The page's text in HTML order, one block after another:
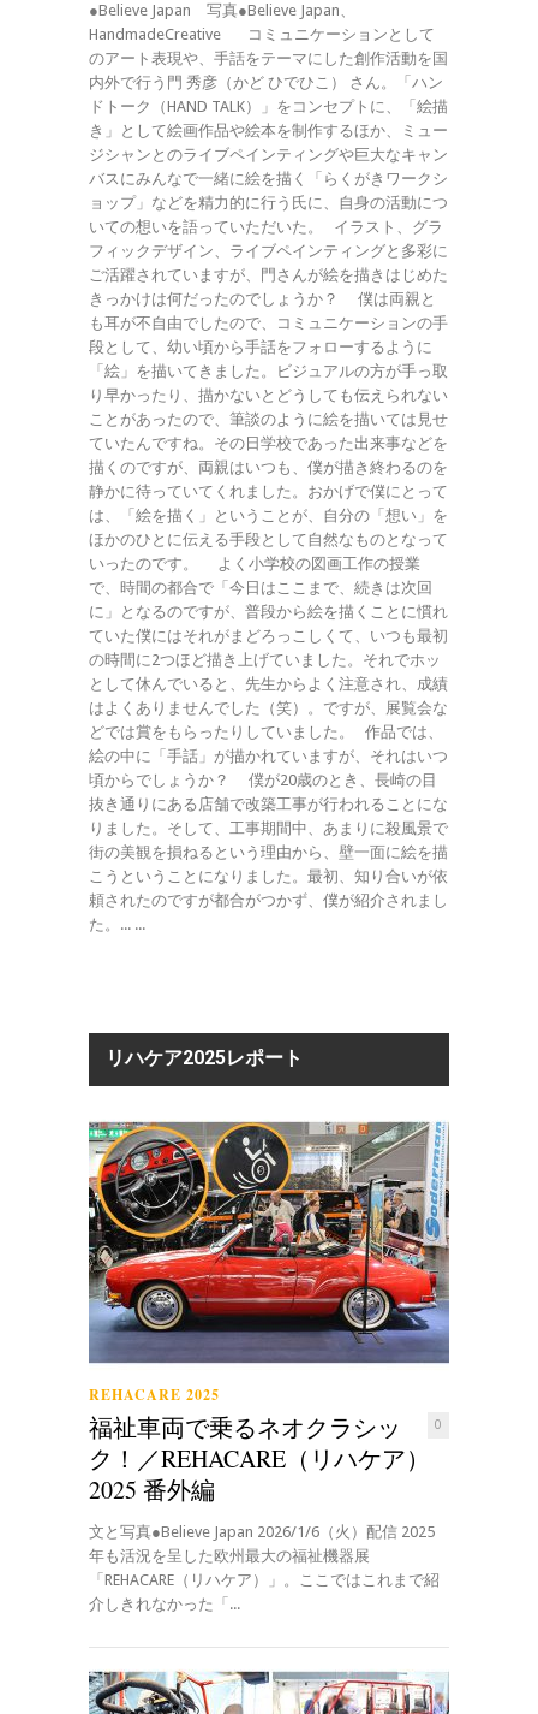
●Believe Japan 写真●Believe Japan、
HandmadeCreative コミュニケーションとして
のアート表現や、手話をテーマにした創作活動を国
内外で行う門 秀彦（かど ひでひこ） さん。「ハン
ドトーク（HAND TALK）」をコンセプトに、「絵描
き」として絵画作品や絵本を制作するほか、ミュー
ジシャンとのライブペインティングや巨大なキャン
バスにみんなで一緒に絵を描く「らくがきワークシ
ョップ」などを精力的に行う氏に、自身の活動につ
いての想いを語っていただいた。 イラスト、グラ
フィックデザイン、ライブペインティングと多彩に
ご活躍されていますが、門さんが絵を描きはじめた
きっかけは何だったのでしょうか？ 僕は両親と
も耳が不自由でしたので、コミュニケーションの手
段として、幼い頃から手話をフォローするように
「絵」を描いてきました。ビジュアルの方が手っ取
り早かったり、描かないとどうしても伝えられない
ことがあったので、筆談のように絵を描いては見せ
ていたんですね。その日学校であった出来事などを
描くのですが、両親はいつも、僕が描き終わるのを
静かに待っていてくれました。おかげで僕にとって
は、「絵を描く」ということが、自分の「想い」を
ほかのひとに伝える手段として自然なものとなって
いったのです。 よく小学校の図画工作の授業
で、時間の都合で「今日はここまで、続きは次回
に」となるのですが、普段から絵を描くことに慣れ
ていた僕にはそれがまどろっこしくて、いつも最初
の時間に2つほど描き上げていました。それでホッ
として休んでいると、先生からよく注意され、成績
はよくありませんでした（笑）。ですが、展覧会な
どでは賞をもらったりしていました。 作品では、
絵の中に「手話」が描かれていますが、それはいつ
頃からでしょうか？ 僕が20歳のとき、長崎の目
抜き通りにある店舗で改築工事が行われることにな
りました。そして、工事期間中、あまりに殺風景で
街の美観を損ねるという理由から、壁一面に絵を描
こうということになりました。最初、知り合いが依
頼されたのですが都合がつかず、僕が紹介されまし
た。... ...
リハケア2025レポート
REHACARE 2025
0
福祉車両で乗るネオクラシッ
ク！／REHACARE（リハケア）
2025 番外編
文と写真●Believe Japan 2026/1/6（火）配信 2025
年も活況を呈した欧州最大の福祉機器展
「REHACARE（リハケア）」。ここではこれまで紹
介しきれなかった「...